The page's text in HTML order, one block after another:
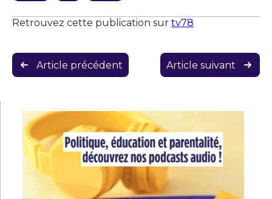
Retrouvez cette publication sur tv78
Navigation
de
Article précédent Article suivant